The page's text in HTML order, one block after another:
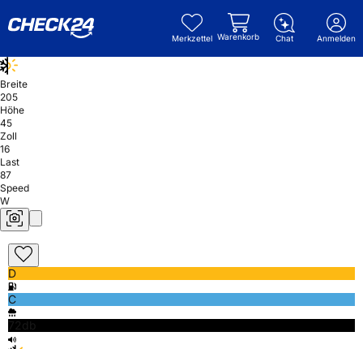
Merkzettel Warenkorb Chat Anmelden
Breite
205
Höhe
45
Zoll
16
Last
87
Speed
W
D
C
72db